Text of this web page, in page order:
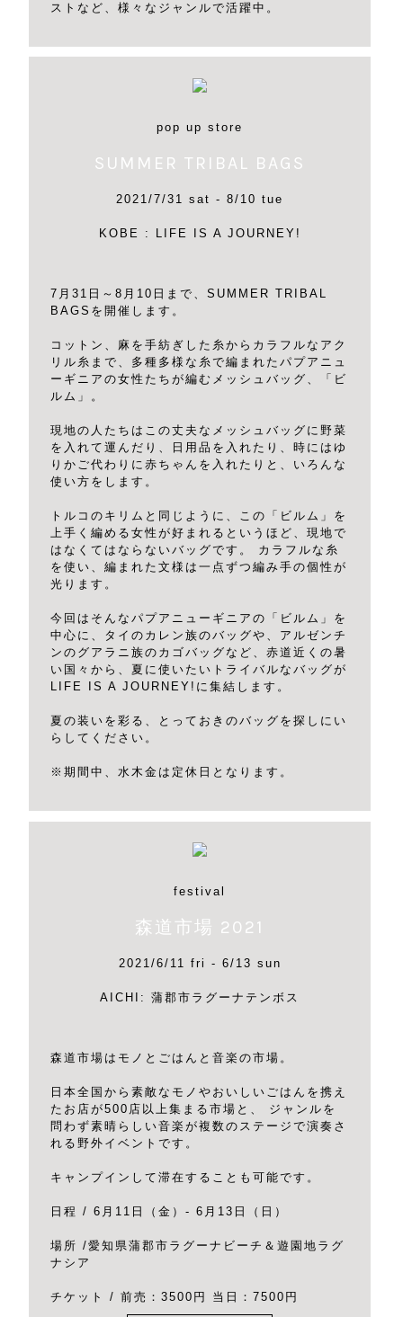
ストなど、様々なジャンルで活躍中。
pop up store
SUMMER TRIBAL BAGS
2021/7/31 sat - 8/10 tue
KOBE : LIFE IS A JOURNEY!
7月31日～8月10日まで、SUMMER TRIBAL
BAGSを開催します。
コットン、麻を手紡ぎした糸からカラフルなアク
リル糸まで、多種多様な糸で編まれたパプアニュ
ーギニアの女性たちが編むメッシュバッグ、「ビ
ルム」。
現地の人たちはこの丈夫なメッシュバッグに野菜
を入れて運んだり、日用品を入れたり、時にはゆ
りかご代わりに赤ちゃんを入れたりと、いろんな
使い方をします。
トルコのキリムと同じように、この「ビルム」を
上手く編める女性が好まれるというほど、現地で
はなくてはならないバッグです。 カラフルな糸
を使い、編まれた文様は一点ずつ編み手の個性が
光ります。
今回はそんなパプアニューギニアの「ビルム」を
中心に、タイのカレン族のバッグや、アルゼンチ
ンのグアラニ族のカゴバッグなど、赤道近くの暑
い国々から、夏に使いたいトライバルなバッグが
LIFE IS A JOURNEY!に集結します。
夏の装いを彩る、とっておきのバッグを探しにい
らしてください。
※期間中、水木金は定休日となります。
festival
森道市場 2021
2021/6/11 fri - 6/13 sun
AICHI: 蒲郡市ラグーナテンボス
森道市場はモノとごはんと音楽の市場。
日本全国から素敵なモノやおいしいごはんを携え
たお店が500店以上集まる市場と、 ジャンルを
問わず素晴らしい音楽が複数のステージで演奏さ
れる野外イベントです。
キャンプインして滞在することも可能です。
日程 / 6月11日（金）- 6月13日（日）
場所 /愛知県蒲郡市ラグーナビーチ＆遊園地ラグ
ナシア
チケット / 前売：3500円 当日：7500円